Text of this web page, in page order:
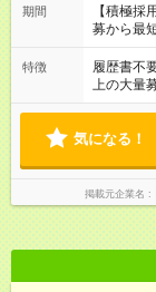
はプライ
いね。 ※Wワーク希望の方へ 今ご覧のお仕事で希望する勤務時
間と、も
場合は応
期間
【積極
募から最
特徴 履歴書不
上の大量
気になる！
掲載元企業名